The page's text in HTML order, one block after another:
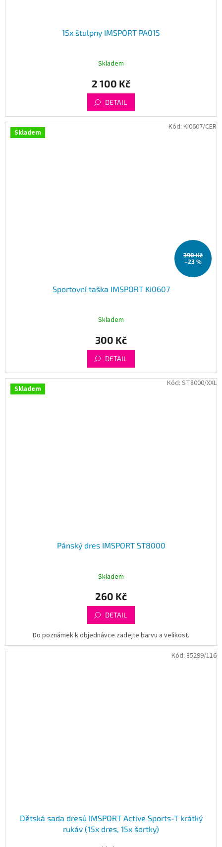
15x štulpny IMSPORT PA015
Skladem
2 100 Kč
DETAIL
Skladem
390 Kč
–23 %
Sportovní taška IMSPORT Ki0607
Skladem
300 Kč
DETAIL
Kód: KI0607/CER
Skladem
Pánský dres IMSPORT ST8000
Skladem
260 Kč
DETAIL
Do poznámek k objednávce zadejte barvu a velikost.
Kód: ST8000/XXL
Dětská sada dresů IMSPORT Active Sports-T krátký
rukáv (15x dres, 15x šortky)
Kód: 85299/116